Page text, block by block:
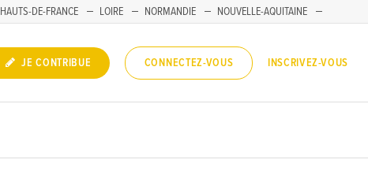
HAUTS-DE-FRANCE LOIRE NORMANDIE
NOUVELLE-AQUITAINE
JE CONTRIBUE CONNECTEZ-VOUS INSCRIVEZ-VOUS